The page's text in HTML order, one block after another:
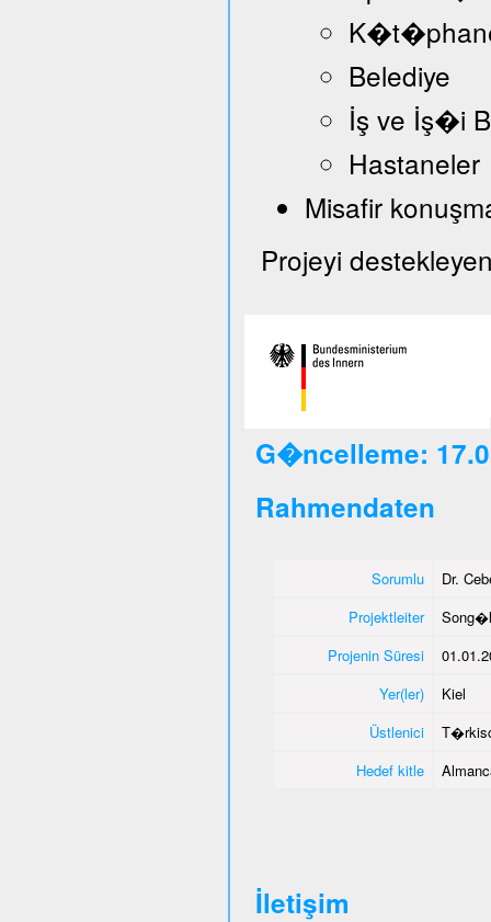
Belediye
İş ve İş�i
Hastaneler
Misafir
Projeyi
G�ncelleme:
Rahmendaten
Sorumlu
Dr.
Projektleiter
Projenin Süresi
Yer(ler)
Kiel
Üstlenici
Hedef kitle
İletişim